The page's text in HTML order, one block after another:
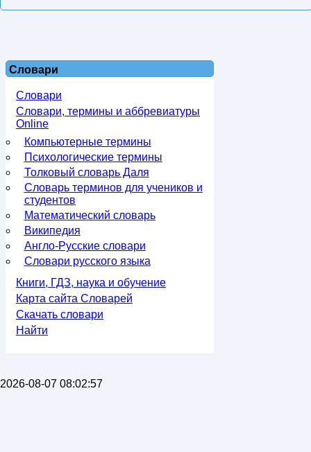
Словари
Словари
Словари, термины и аббревиатуры
Online
Компьютерные термины
Психологические термины
Толковый словарь Даля
Словарь терминов для учеников и
студентов
Математический словарь
Википедия
Англо-Русские словари
Словари русского языка
Книги, ГДЗ, наука и обучение
Карта сайта Словарей
Скачать словари
Найти
2026-08-07 08:02:57